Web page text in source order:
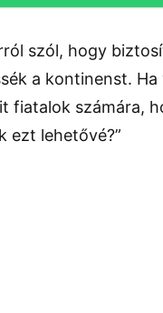
szól, hogy
a kontinenst.
fiatalok számára,
ezt lehetővé?”